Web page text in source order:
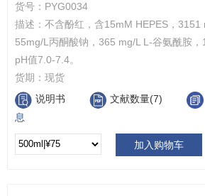
货号： PYG0034
描述： 不含酚红，含15mM HEPES，3151
55mg/L丙酮酸钠，365 mg/L L-谷氨酰胺，
pH值7.0-7.4。
货期： 现货
说明书
文献数量(7)
息
加入购物车